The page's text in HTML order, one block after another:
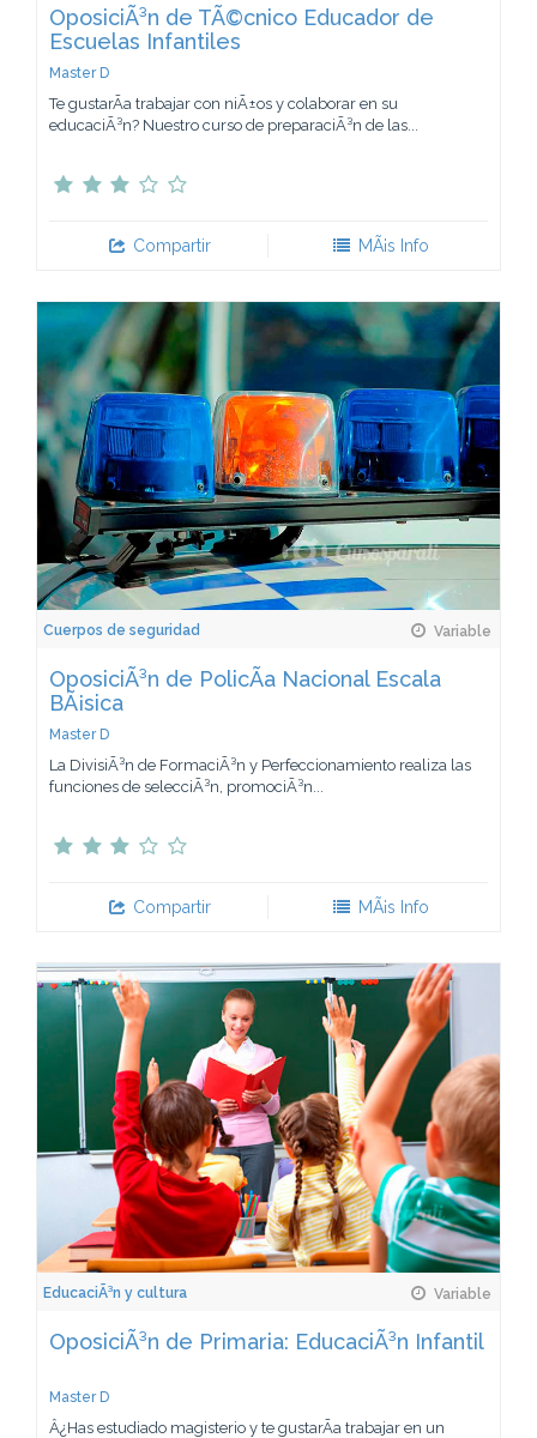
OposiciÃ³n de TÃ©cnico Educador de
Escuelas Infantiles
Master D
Te gustarÃ­a trabajar con niÃ±os y colaborar en su
educaciÃ³n? Nuestro curso de preparaciÃ³n de las...
Compartir MÃ¡s Info
Cuerpos de seguridad Variable
OposiciÃ³n de PolicÃ­a Nacional Escala
BÃ¡sica
Master D
La DivisiÃ³n de FormaciÃ³n y Perfeccionamiento realiza las
funciones de selecciÃ³n, promociÃ³n...
Compartir MÃ¡s Info
EducaciÃ³n y cultura Variable
OposiciÃ³n de Primaria: EducaciÃ³n Infantil
Master D
Â¿Has estudiado magisterio y te gustarÃ­a trabajar en un